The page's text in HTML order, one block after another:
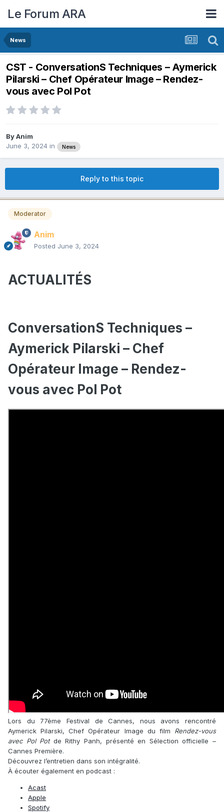
Le Forum ARA
News
CST - ConversationS Techniques – Aymerick
Pilarski – Chef Opérateur Image – Rendez-
vous avec Pol Pot
ByAnim
June 3, 2024 in News
Reply to this topic
Moderator
Anim
Posted June 3, 2024
ACTUALITÉS
ConversationS Techniques –
Aymerick Pilarski – Chef
Opérateur Image – Rendez-
vous avec Pol Pot
Lors du 77ème Festival de Cannes, nous avons rencontré
Aymerick Pilarski, Chef Opérateur Image du film Rendez-vous
avec Pol Potde Rithy Panh, présenté en Sélection officielle –
Cannes Première.
Découvrez l’entretien dans son intégralité.
À écouter également en podcast :
Acast
Apple
Spotify